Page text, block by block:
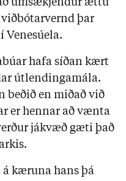
umsækjendur ættu
þar
Venesúela.
hafa síðan kært
útlendingamála.
beðið en miðað við
er hennar að vænta
jákvæð gæti það
á kæruna hans þá